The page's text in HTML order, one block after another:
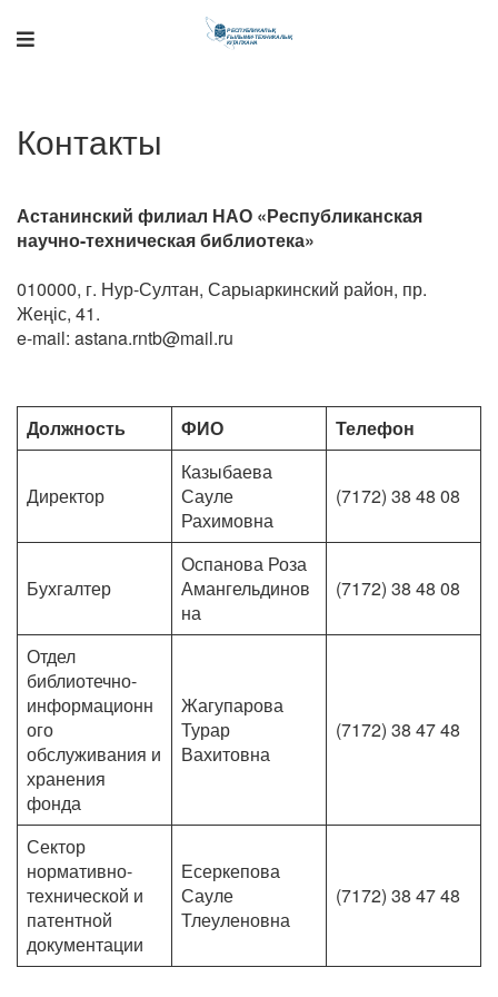
Контакты
Астанинский филиал НАО «Республиканская
научно-техническая библиотека»
010000, г. Нур-Султан, Сарыаркинский район, пр.
Жеңіс, 41.
e-mail: astana.rntb@mail.ru
Должность ФИО Телефон
Директор
Казыбаева
Сауле
Рахимовна
(7172) 38 48 08
Бухгалтер
Оспанова Роза
Амангельдинов
на
(7172) 38 48 08
Отдел
библиотечно-
информационн
ого
обслуживания и
хранения
фонда
Жагупарова
Турар
Вахитовна
(7172) 38 47 48
Сектор
нормативно-
технической и
патентной
документации
Есеркепова
Сауле
Тлеуленовна
(7172) 38 47 48